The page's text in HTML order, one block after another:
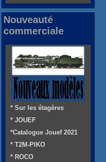
Nouveauté
commerciale
* Sur les étagères
* JOUEF
*Catalogue Jouef 2021
* T2M-PIKO
* ROCO